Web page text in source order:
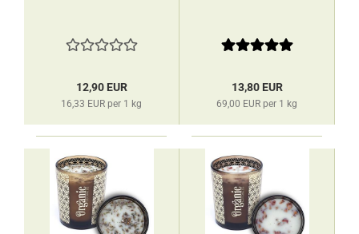
12,90 EUR
16,33 EUR per 1 kg
13,80 EUR
69,00 EUR per 1 kg